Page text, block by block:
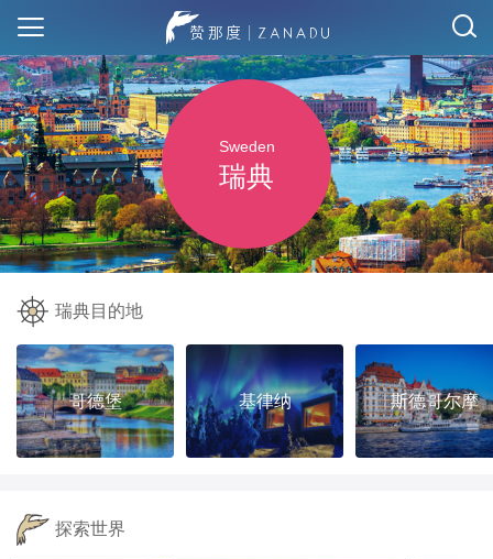
Sweden
瑞典
瑞典目的地
哥德堡 基律纳 斯德哥尔摩
探索世界